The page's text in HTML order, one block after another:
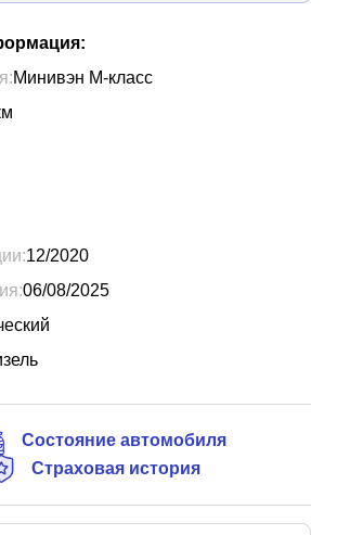
Минивэн М-класс
12/2020
06/08/2025
Состояние автомобиля
Страховая история